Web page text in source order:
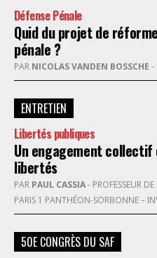
Défense Pénale
Quid du projet de
pénale ?
PAR NICOLAS VANDEN BOSSCHE -
ENTRETIEN
Libertés publiques
Un engagement collectif
libertés
PAR PAUL CASSIA
PARIS 1
50E CONGRÈS DU SAF